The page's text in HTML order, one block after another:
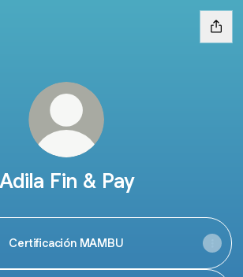
Adila Fin & Pay
Certificación MAMBU